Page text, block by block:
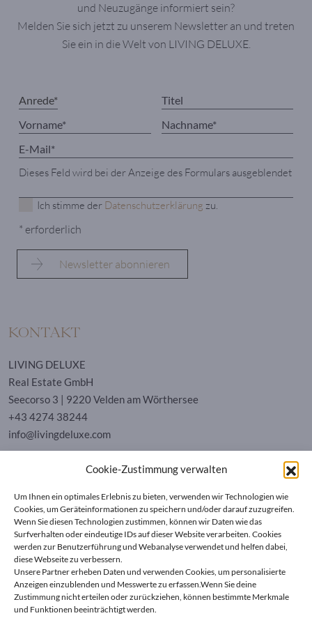
Cookie-Zustimmung verwalten
Um Ihnen ein optimales Erlebnis zu bieten, verwenden wir Technologien wie
Cookies, um Geräteinformationen zu speichern und/oder darauf zuzugreifen.
Wenn Sie diesen Technologien zustimmen, können wir Daten wie das
Surfverhalten oder eindeutige IDs auf dieser Website verarbeiten. Cookies
werden zur Benutzerführung und Webanalyse verwendet und helfen dabei,
diese Webseite zu verbessern.
Unsere Partner erheben Daten und verwenden Cookies, um personalisierte
Anzeigen einzublenden und Messwerte zu erfassen.Wenn Sie deine
Zustimmung nicht erteilen oder zurückziehen, können bestimmte Merkmale
und Funktionen beeinträchtigt werden.
und Neuzugänge informiert sein?
Melden Sie sich jetzt zu unserem Newsletter an und treten
Sie ein in die Welt von LIVING DELUXE.
Dieses Feld wird bei der Anzeige des Formulars ausgeblendet
Ich stimme der Datenschutzerklärung zu.
* erforderlich
KONTAKT
LIVING DELUXE
Real Estate GmbH
Seecorso 3 | 9220 Velden am Wörthersee
+43 4274 38244
info@livingdeluxe.com
Real Estate GmbH
Schäfflerstraße 3 | 80333 München
IMMOBILIEN
Wörthersee
Wien
AGB
Dieses Feld wird bei der Anzeige des Formulars
ausgeblendet
* erforderlich